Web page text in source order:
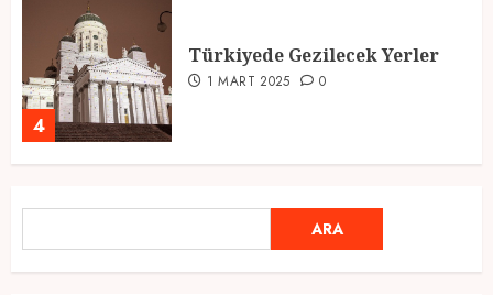
4
Türkiyede Gezilecek Yerler
1 MART 2025 0
Ramazan Ayı 2025: Manevi
Atmosfer ve Özel Hazırlıklar
ARA